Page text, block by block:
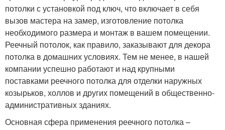
потолки с установкой под ключ, что включает в себя
вызов мастера на замер, изготовление потолка
необходимого размера и монтаж в вашем помещении.
Реечный потолок, как правило, заказывают для декора
потолка в домашних условиях. Тем не менее, в нашей
компании успешно работают и над крупными
поставками реечного потолка для отделки наружных
козырьков, холлов и других помещений в общественно-
административных зданиях.
Основная сфера применения реечного потолка –